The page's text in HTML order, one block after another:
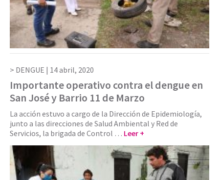
DENGUE | 14 abril, 2020
Importante operativo contra el dengue en
San José y Barrio 11 de Marzo
La acción estuvo a cargo de la Dirección de Epidemiología,
junto a las direcciones de Salud Ambiental y Red de
Servicios, la brigada de Control … Leer +